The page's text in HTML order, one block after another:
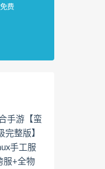
费
手游【蛮
完整版】
手工服
服+全物